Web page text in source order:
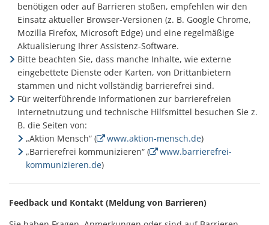
benötigen oder auf Barrieren stoßen, empfehlen wir den
Einsatz aktueller Browser-Versionen (z. B. Google Chrome,
Mozilla Firefox, Microsoft Edge) und eine regelmäßige
Aktualisierung Ihrer Assistenz-Software.
Bitte beachten Sie, dass manche Inhalte, wie externe
eingebettete Dienste oder Karten, von Drittanbietern
stammen und nicht vollständig barrierefrei sind.
Für weiterführende Informationen zur barrierefreien
Internetnutzung und technische Hilfsmittel besuchen Sie z.
B. die Seiten von:
„Aktion Mensch“ (
www.aktion-mensch.de)
„Barrierefrei kommunizieren“ (
www.barrierefrei-
kommunizieren.de)
Feedback und Kontakt (Meldung von Barrieren)